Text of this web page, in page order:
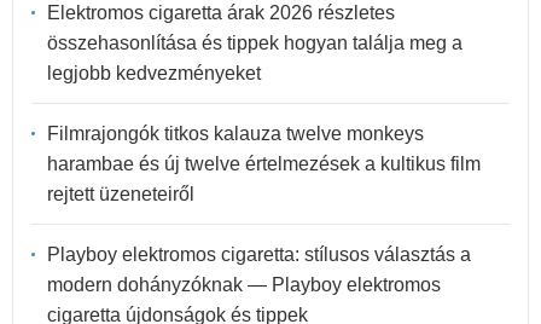
Elektromos cigaretta árak 2026 részletes
összehasonlítása és tippek hogyan találja meg a
legjobb kedvezményeket
Filmrajongók titkos kalauza twelve monkeys
harambae és új twelve értelmezések a kultikus film
rejtett üzeneteiről
Playboy elektromos cigaretta: stílusos választás a
modern dohányzóknak — Playboy elektromos
cigaretta újdonságok és tippek